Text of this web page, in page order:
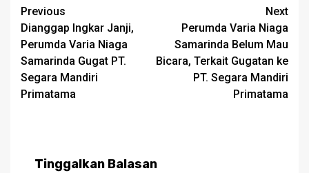
Post
navigation
Previous
Dianggap Ingkar Janji,
Perumda Varia Niaga
Samarinda Gugat PT.
Segara Mandiri
Primatama
Next
Perumda Varia Niaga
Samarinda Belum Mau
Bicara, Terkait Gugatan ke
PT. Segara Mandiri
Primatama
Tinggalkan Balasan